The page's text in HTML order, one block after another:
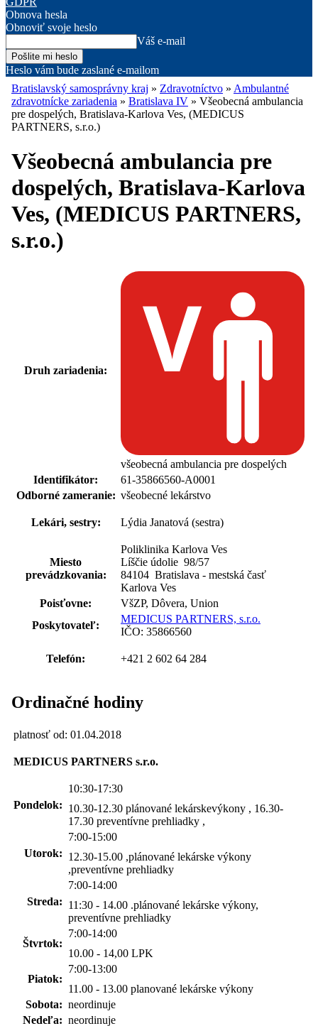
Obnova hesla
Obnoviť svoje heslo
Váš e-mail
Heslo vám bude zaslané e-mailom